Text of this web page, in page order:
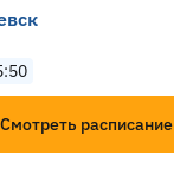
Смотреть расписание